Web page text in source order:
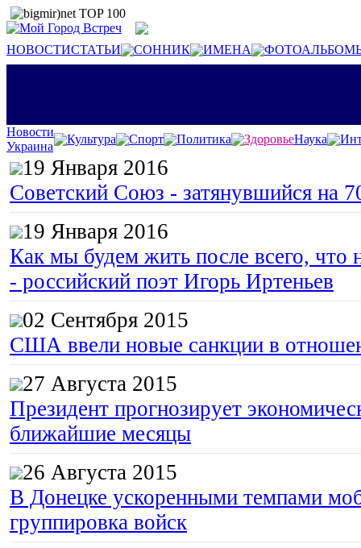
НОВОСТИСТАТЬИ СОННИК ИМЕНА
Новости
Украина
Культура Спорт Политика ЗдоровьеНаука
19 Января 2016
Советский Союз - затянувшийся на
19 Января 2016
Как мы будем жить после всего, что
- российский поэт Игорь Иртеньев
02 Сентября 2015
США ввели новые санкции в
27 Августа 2015
Президент прогнозирует
ближайшие месяцы
26 Августа 2015
В Донецке ускоренными темпами
группировка войск